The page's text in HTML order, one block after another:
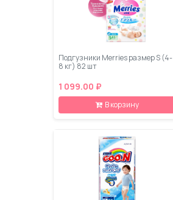
Подгузники Merries размер S (4-
8 кг) 82 шт
1 099.00 ₽
В корзину